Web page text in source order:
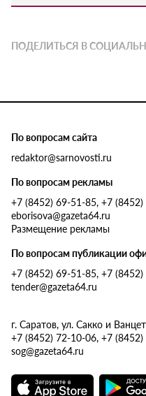
ПОДЕЛИТЬСЯ В
По вопросам сайта
redaktor@sarnovosti.ru
По вопросам рекламы
+7 (8452) 69-51-85, +7
eborisova@gazeta64.ru
Размещение рекламы
По вопросам публикации
+7 (8452) 69-51-85, +7
tender@gazeta64.ru
г. Саратов, ул. Сакко и
+7 (8452) 72-10-06, +7
sog@gazeta64.ru